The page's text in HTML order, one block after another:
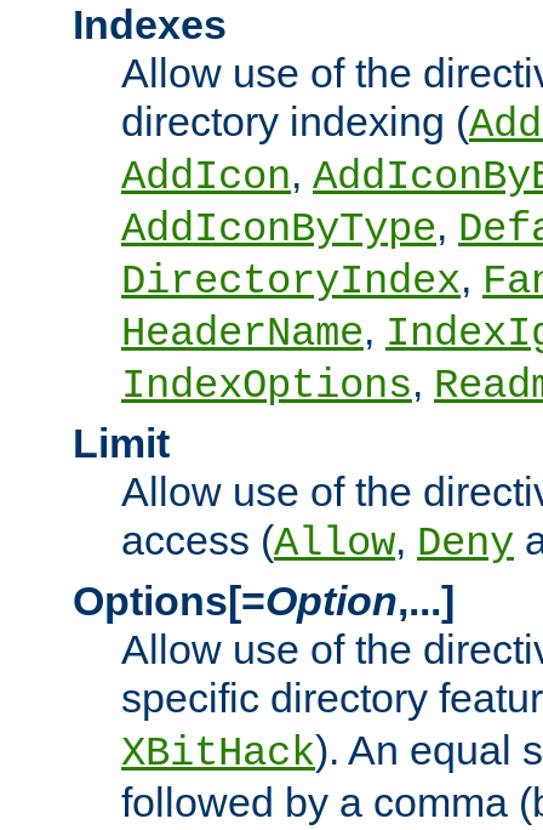
Indexes
Allow use of the
directory indexing (
AddIcon,
AddIconByType,
DirectoryIndex,
HeaderName,
IndexOptions,
Limit
Allow use of the
access (Allow, Deny
Options[=Option,...]
Allow use of the
specific directory
XBitHack). An equal
followed by a comma